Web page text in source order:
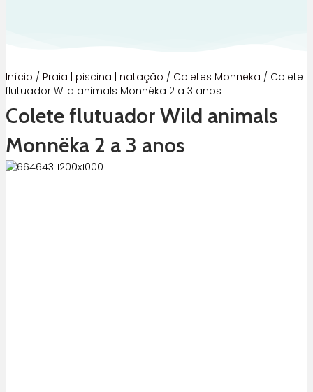
Início / Praia | piscina | natação / Coletes Monneka / Colete
flutuador Wild animals Monnëka 2 a 3 anos
Colete flutuador Wild animals
Monnëka 2 a 3 anos